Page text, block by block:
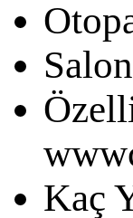
Kaç